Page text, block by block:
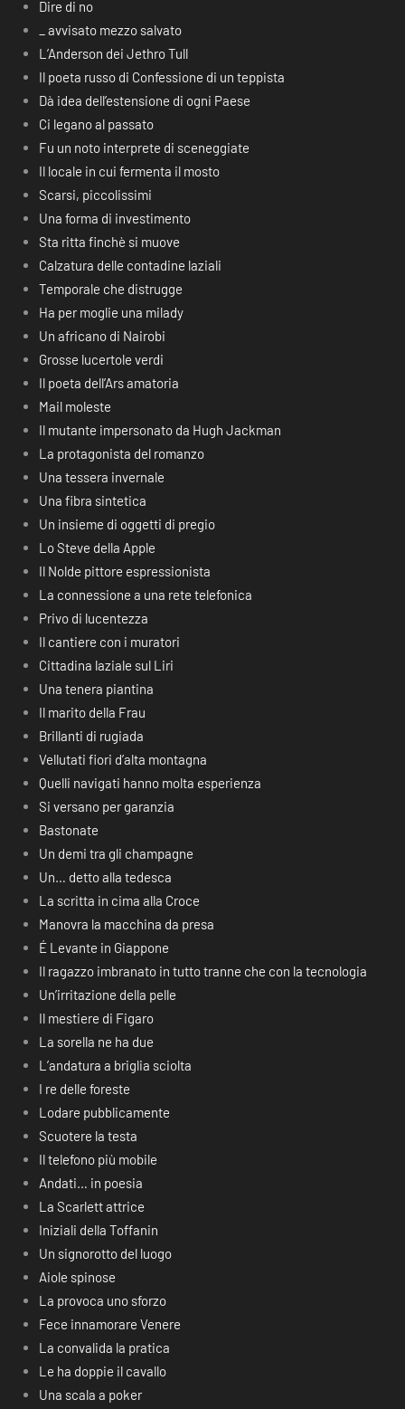
Dire di no
_ avvisato mezzo salvato
L’Anderson dei Jethro Tull
Il poeta russo di Confessione di un teppista
Dà idea dell’estensione di ogni Paese
Ci legano al passato
Fu un noto interprete di sceneggiate
Il locale in cui fermenta il mosto
Scarsi, piccolissimi
Una forma di investimento
Sta ritta finchè si muove
Calzatura delle contadine laziali
Temporale che distrugge
Ha per moglie una milady
Un africano di Nairobi
Grosse lucertole verdi
Il poeta dell’Ars amatoria
Mail moleste
Il mutante impersonato da Hugh Jackman
La protagonista del romanzo
Una tessera invernale
Una fibra sintetica
Un insieme di oggetti di pregio
Lo Steve della Apple
Il Nolde pittore espressionista
La connessione a una rete telefonica
Privo di lucentezza
Il cantiere con i muratori
Cittadina laziale sul Liri
Una tenera piantina
Il marito della Frau
Brillanti di rugiada
Vellutati fiori d’alta montagna
Quelli navigati hanno molta esperienza
Si versano per garanzia
Bastonate
Un demi tra gli champagne
Un… detto alla tedesca
La scritta in cima alla Croce
Manovra la macchina da presa
É Levante in Giappone
Il ragazzo imbranato in tutto tranne che con la tecnologia
Un’irritazione della pelle
Il mestiere di Figaro
La sorella ne ha due
L’andatura a briglia sciolta
I re delle foreste
Lodare pubblicamente
Scuotere la testa
Il telefono più mobile
Andati… in poesia
La Scarlett attrice
Iniziali della Toffanin
Un signorotto del luogo
Aiole spinose
La provoca uno sforzo
Fece innamorare Venere
La convalida la pratica
Le ha doppie il cavallo
Una scala a poker